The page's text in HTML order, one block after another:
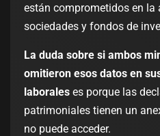
están comprometidos en la
sociedades y fondos de
La duda sobre si ambos
omitieron esos datos en
laborales es porque las
patrimoniales tienen un
no puede acceder.